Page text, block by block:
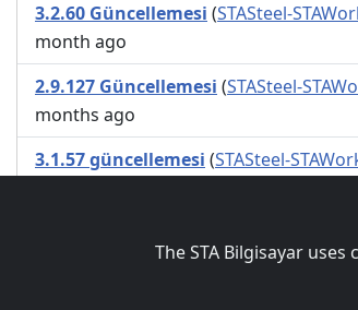
3.2.60 Güncellemesi (STASteel-
month ago
2.9.127 Güncellemesi (STASteel-
months ago
3.1.57 güncellemesi (STASteel-
The STA Bilgisayar